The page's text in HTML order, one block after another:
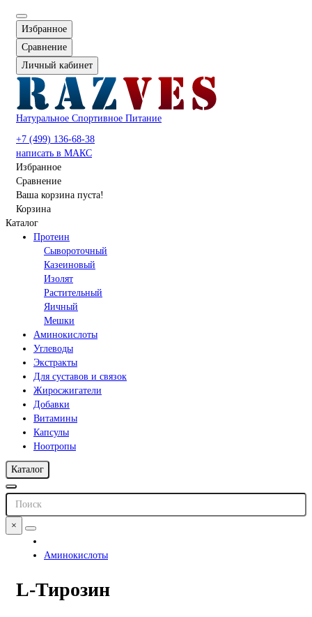
Избранное
Сравнение
Личный кабинет
Натуральное Спортивное Питание
+7 (499) 136-68-38
написать в МАКС
Избранное
Сравнение
Ваша корзина пуста!
Корзина
Каталог
Протеин
Сывороточный
Казеиновый
Изолят
Растительный
Яичный
Мешки
Аминокислоты
Углеводы
Экстракты
Для суставов и связок
Жиросжигатели
Добавки
Витамины
Капсулы
Ноотропы
Каталог
×
Аминокислоты
L-Тирозин